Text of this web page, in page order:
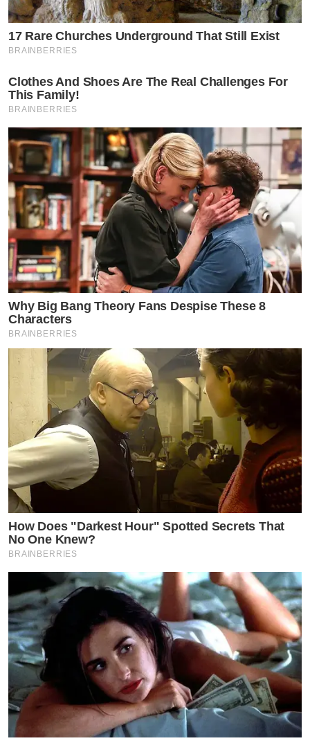
17 Rare Churches Underground That Still Exist
BRAINBERRIES
Clothes And Shoes Are The Real Challenges For
This Family!
BRAINBERRIES
Why Big Bang Theory Fans Despise These 8
Characters
BRAINBERRIES
How Does "Darkest Hour" Spotted Secrets That
No One Knew?
BRAINBERRIES